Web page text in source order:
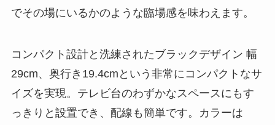
でその場にいるかのような臨場感を味わえます。
コンパクト設計と洗練されたブラックデザイン 幅
29cm、奥行き19.4cmという非常にコンパクトなサ
イズを実現。テレビ台のわずかなスペースにもす
っきりと設置でき、配線も簡単です。カラーは